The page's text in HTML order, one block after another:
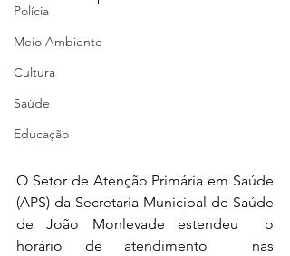
Polícia
Meio Ambiente
Cultura
Saúde
Educação
O Setor de Atenção Primária em Saúde
(APS) da Secretaria Municipal de Saúde
de João Monlevade estendeu  o
horário de atendimento  nas